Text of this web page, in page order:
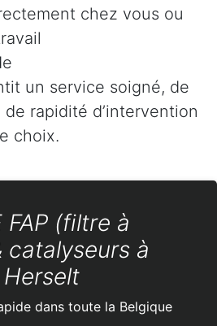
chez vous ou
un service soigné, de
rapidité d’intervention
choix.
FAP (filtre à
catalyseurs à
dans toute la Belgique